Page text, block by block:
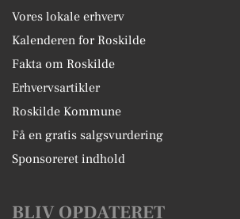
Vores lokale erhverv
Kalenderen for Roskilde
Fakta om Roskilde
Erhvervsartikler
Roskilde Kommune
Få en gratis salgsvurdering
Sponsoreret indhold
BLIV OPDATERET